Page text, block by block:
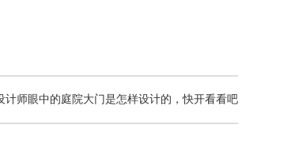
计师眼中的庭院大门是怎样设计的，快开看看吧